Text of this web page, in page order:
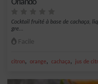
Orlando
Cocktail fruité à base de cachaça,
gre...
Facile
citron, orange, cachaça, jus de